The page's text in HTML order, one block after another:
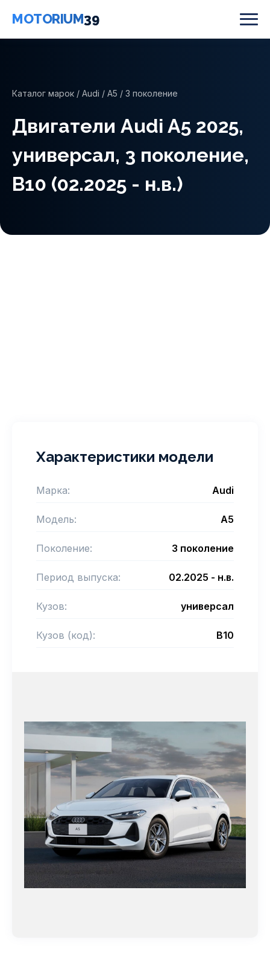
MOTORIUM39
Каталог марок / Audi / A5 / 3 поколение
Двигатели Audi A5 2025,
универсал, 3 поколение,
B10 (02.2025 - н.в.)
Характеристики модели
Марка: Audi
Модель: A5
Поколение: 3 поколение
Период выпуска: 02.2025 - н.в.
Кузов: универсал
Кузов (код): B10